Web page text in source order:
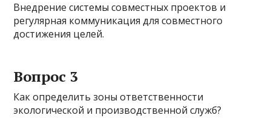
Внедрение системы совместных проектов и
регулярная коммуникация для совместного
достижения целей.
Вопрос 3
Как определить зоны ответственности
экологической и производственной служб?